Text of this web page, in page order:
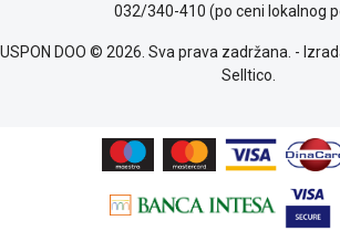
032/340-410 (po ceni lokalnog
USPON DOO © 2026. Sva prava zadržana. -
Selltico.